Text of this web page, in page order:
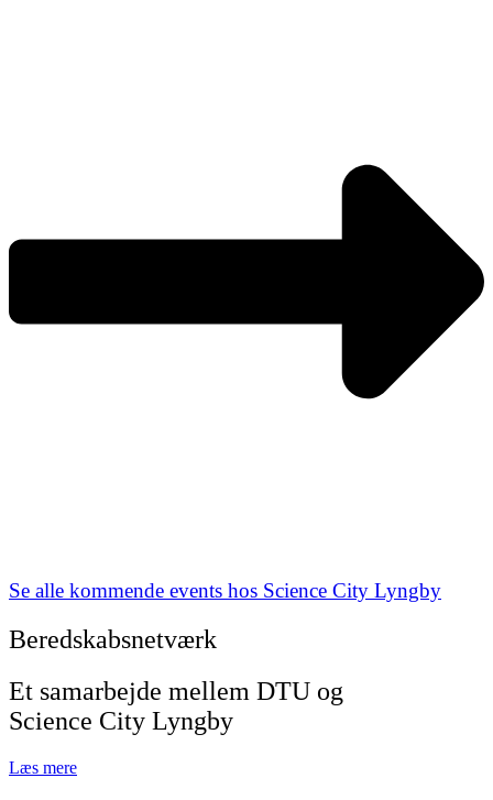
Se alle kommende events hos Science City Lyngby
Beredskabsnetværk
Et samarbejde mellem DTU og
Science City Lyngby
Læs mere